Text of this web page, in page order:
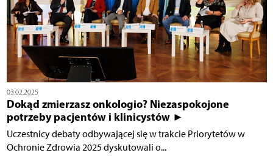
03.02.2025
Dokąd zmierzasz onkologio? Niezaspokojone
potrzeby pacjentów i klinicystów ►
Uczestnicy debaty odbywającej się w trakcie Priorytetów w
Ochronie Zdrowia 2025 dyskutowali o...